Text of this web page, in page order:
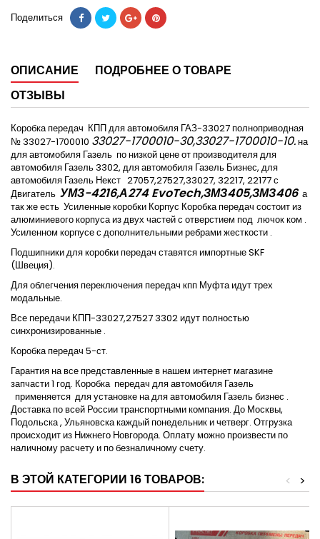
Поделиться
ОПИСАНИЕ
ПОДРОБНЕЕ О ТОВАРЕ
ОТЗЫВЫ
Коробка передач КПП для автомобиля ГАЗ-33027 полноприводная
№ 33027-1700010 33027-1700010-30,33027-1700010-10.на
для автомобиля Газель по низкой цене от производителя для
автомобиля Газель 3302, для автомобиля Газель Бизнес, для
автомобиля Газель Некст 27057,27527,33027, 32217, 22177 с
Двигатель УМЗ-4216,А274EvoTech,ЗМЗ405,ЗМЗ406 а
так же есть Усиленные коробки Корпус Коробка передач состоит из
алюминиевого корпуса из двух частей с отверстием под лючок ком .
Усиленном корпусе с дополнительными ребрами жесткости .
Подшипники для коробки передач ставятся импортные SKF
(Швеция).
Для облегчения переключения передач кпп Муфта идут трех
модальные.
Все передачи КПП-33027,27527 3302 идут полностью
синхронизированные .
Коробка передач 5-ст.
Гарантия на все представленные в нашем интернет магазине
запчасти 1 год. Коробка передач для автомобиля Газель
применяется для установке на для автомобиля Газель бизнес .
Доставка по всей России транспортными компания. До Москвы,
Подольска , Ульяновска каждый понедельник и четверг. Отгрузка
происходит из Нижнего Новгорода. Оплату можно произвести по
наличному расчету и по безналичному счету.
В ЭТОЙ КАТЕГОРИИ 16 ТОВАРОВ: >
<